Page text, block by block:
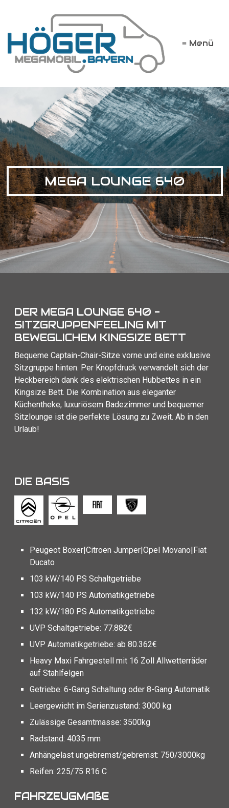
≡ Menü
MEGA LOUNGE 640
DER MEGA LOUNGE 640 -
SITZGRUPPENFEELING MIT
BEWEGLICHEM KINGSIZE BETT
Bequeme Captain-Chair-Sitze vorne und eine exklusive
Sitzgruppe hinten. Per Knopfdruck verwandelt sich der
Heckbereich dank des elektrischen Hubbettes in ein
Kingsize Bett. Die Kombination aus eleganter
Küchentheke, luxuriösem Badezimmer und bequemer
Sitzlounge ist die perfekte Lösung zu Zweit. Ab in den
Urlaub!
DIE BASIS
Peugeot Boxer|Citroen Jumper|Opel Movano|Fiat
Ducato
103 kW/140 PS Schaltgetriebe
103 kW/140 PS Automatikgetriebe
132 kW/180 PS Automatikgetriebe
UVP Schaltgetriebe: 77.882€
UVP Automatikgetriebe: ab 80.362€
Heavy Maxi Fahrgestell mit 16 Zoll Allwetterräder
auf Stahlfelgen
Getriebe: 6-Gang Schaltung oder 8-Gang Automatik
Leergewicht im Serienzustand: 3000 kg
Zulässige Gesamtmasse: 3500kg
Radstand: 4035 mm
Anhängelast ungebremst/gebremst: 750/3000kg
Reifen: 225/75 R16 C
FAHRZEUGMAßE